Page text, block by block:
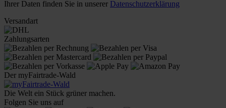
Ihrer Daten finden Sie in unserer Datenschutzerklärung
Versandart
Zahlungsarten
Der myFairtrade-Wald
Die Welt ein Stück grüner machen.
Folgen Sie uns auf